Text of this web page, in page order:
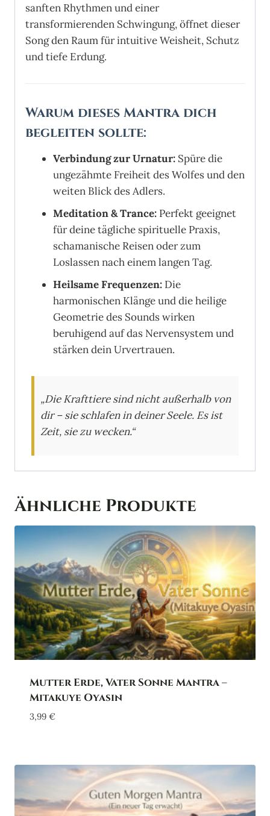
sanften Rhythmen und einer
transformierenden Schwingung, öffnet dieser
Song den Raum für intuitive Weisheit, Schutz
und tiefe Erdung.
Warum dieses Mantra dich
begleiten sollte:
Verbindung zur Urnatur:Spüre die
ungezähmte Freiheit des Wolfes und den
weiten Blick des Adlers.
Meditation & Trance:Perfekt geeignet
für deine tägliche spirituelle Praxis,
schamanische Reisen oder zum
Loslassen nach einem langen Tag.
Heilsame Frequenzen:Die
harmonischen Klänge und die heilige
Geometrie des Sounds wirken
beruhigend auf das Nervensystem und
stärken dein Urvertrauen.
„Die Krafttiere sind nicht außerhalb von
dir – sie schlafen in deiner Seele. Es ist
Zeit, sie zu wecken.“
Ähnliche Produkte
Mutter Erde, Vater Sonne Mantra –
Mitakuye Oyasin
3,99 €